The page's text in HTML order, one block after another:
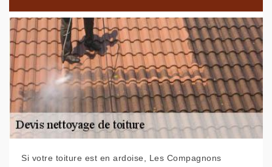
Si votre toiture est en ardoise, Les Compagnons